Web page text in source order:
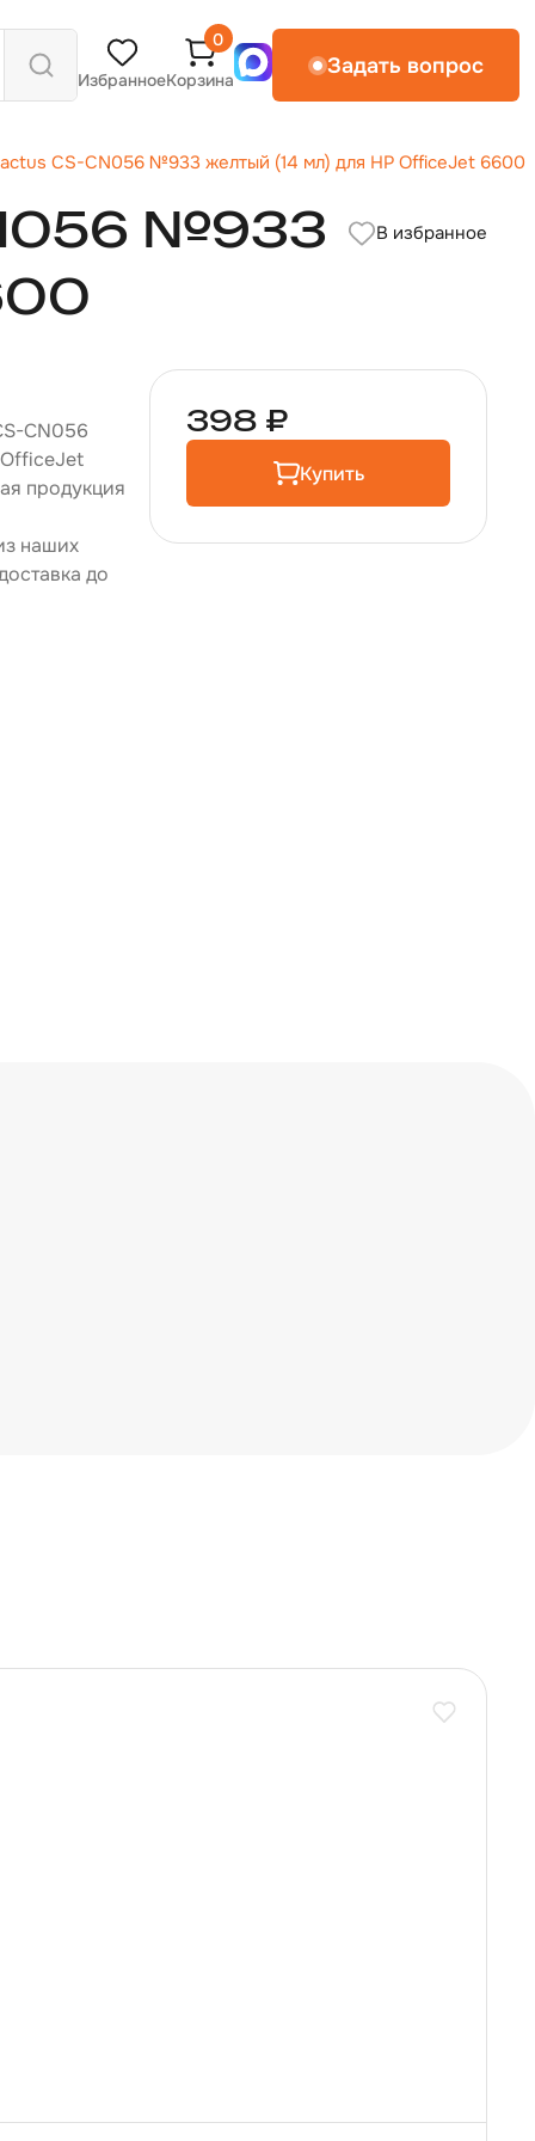
Избранное
0
Корзина
Задать вопрос
CS-CN056 №933 желтый (14 мл) для HP OfficeJet 6600
№933
В избранное
CN056
продукция
наших
до
398 ₽
Купить